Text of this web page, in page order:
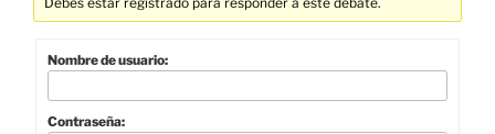
Nombre de usuario:
Contraseña: